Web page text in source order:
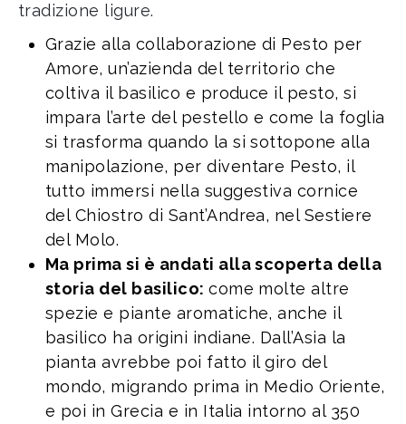
tradizione ligure.
Grazie alla collaborazione di Pesto per
Amore, un’azienda del territorio che
coltiva il basilico e produce il pesto, si
impara l’arte del pestello e come la foglia
si trasforma quando la si sottopone alla
manipolazione, per diventare Pesto, il
tutto immersi nella suggestiva cornice
del Chiostro di Sant’Andrea, nel Sestiere
del Molo.
Ma prima si è andati alla scoperta della
storia del basilico:come molte altre
spezie e piante aromatiche, anche il
basilico ha origini indiane. Dall’Asia la
pianta avrebbe poi fatto il giro del
mondo, migrando prima in Medio Oriente,
e poi in Grecia e in Italia intorno al 350